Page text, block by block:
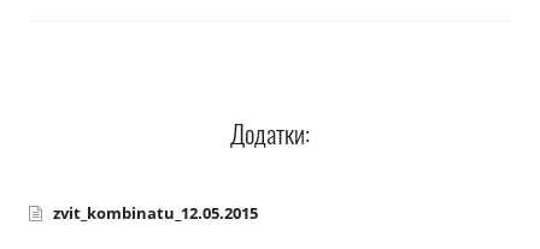
Додатки:
zvit_kombinatu_12.05.2015